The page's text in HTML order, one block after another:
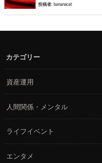
投稿者: bananacat
カテゴリー
資産運用
人間関係・メンタル
ライフイベント
エンタメ